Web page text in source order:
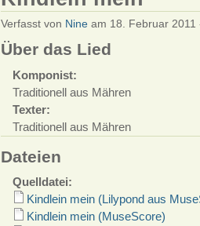
Verfasst von Nineam 18. Februar 2011
Über das Lied
Komponist:
Traditionell aus Mähren
Texter:
Traditionell aus Mähren
Dateien
Quelldatei:
Kindlein mein (Lilypond aus
Kindlein mein (MuseScore)